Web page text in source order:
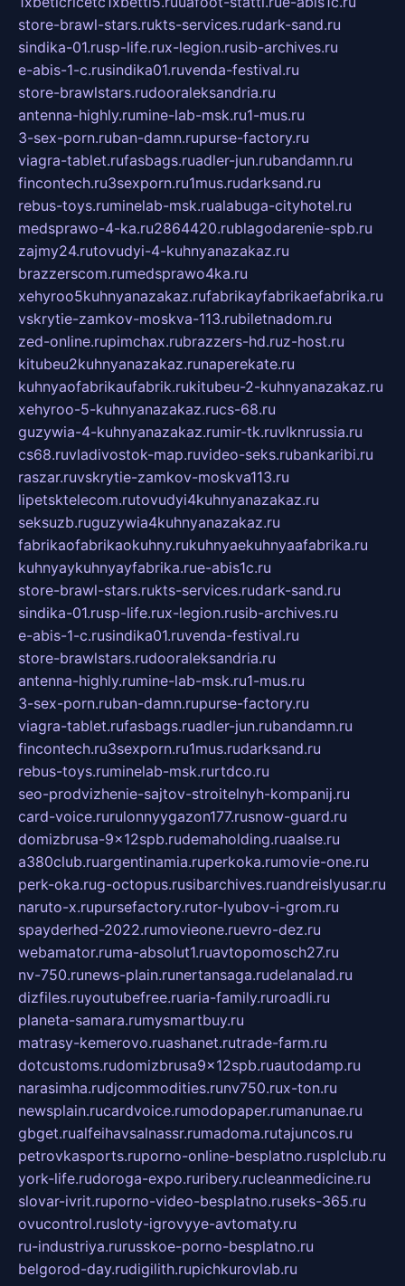
store-brawl-stars.rukts-services.rudark-sand.ru
sindika-01.rusp-life.rux-legion.rusib-archives.ru
e-abis-1-c.rusindika01.ruvenda-festival.ru
store-brawlstars.rudooraleksandria.ru
antenna-highly.rumine-lab-msk.ru1-mus.ru
3-sex-porn.ruban-damn.rupurse-factory.ru
viagra-tablet.rufasbags.ruadler-jun.rubandamn.ru
fincontech.ru3sexporn.ru1mus.rudarksand.ru
rebus-toys.ruminelab-msk.rualabuga-cityhotel.ru
medsprawo-4-ka.ru2864420.rublagodarenie-spb.ru
zajmy24.rutovudyi-4-kuhnyanazakaz.ru
brazzerscom.rumedsprawo4ka.ru
xehyroo5kuhnyanazakaz.rufabrikayfabrikaefabrika.ru
vskrytie-zamkov-moskva-113.rubiletnadom.ru
zed-online.rupimchax.rubrazzers-hd.ruz-host.ru
kitubeu2kuhnyanazakaz.runaperekate.ru
kuhnyaofabrikaufabrik.rukitubeu-2-kuhnyanazakaz.ru
xehyroo-5-kuhnyanazakaz.rucs-68.ru
guzywia-4-kuhnyanazakaz.rumir-tk.ruvlknrussia.ru
cs68.ruvladivostok-map.ruvideo-seks.rubankaribi.ru
raszar.ruvskrytie-zamkov-moskva113.ru
lipetsktelecom.rutovudyi4kuhnyanazakaz.ru
seksuzb.ruguzywia4kuhnyanazakaz.ru
fabrikaofabrikaokuhny.rukuhnyaekuhnyaafabrika.ru
kuhnyaykuhnyayfabrika.rue-abis1c.ru
store-brawl-stars.rukts-services.rudark-sand.ru
sindika-01.rusp-life.rux-legion.rusib-archives.ru
e-abis-1-c.rusindika01.ruvenda-festival.ru
store-brawlstars.rudooraleksandria.ru
antenna-highly.rumine-lab-msk.ru1-mus.ru
3-sex-porn.ruban-damn.rupurse-factory.ru
viagra-tablet.rufasbags.ruadler-jun.rubandamn.ru
fincontech.ru3sexporn.ru1mus.rudarksand.ru
rebus-toys.ruminelab-msk.rurtdco.ru
seo-prodvizhenie-sajtov-stroitelnyh-kompanij.ru
card-voice.rurulonnyygazon177.rusnow-guard.ru
domizbrusa-9x12spb.rudemaholding.ruaalse.ru
a380club.ruargentinamia.ruperkoka.rumovie-one.ru
perk-oka.rug-octopus.rusibarchives.ruandreislyusar.ru
naruto-x.rupursefactory.rutor-lyubov-i-grom.ru
spayderhed-2022.rumovieone.ruevro-dez.ru
webamator.ruma-absolut1.ruavtopomosch27.ru
nv-750.runews-plain.runertansaga.rudelanalad.ru
dizfiles.ruyoutubefree.ruaria-family.ruroadli.ru
planeta-samara.rumysmartbuy.ru
matrasy-kemerovo.ruashanet.rutrade-farm.ru
dotcustoms.rudomizbrusa9x12spb.ruautodamp.ru
narasimha.rudjcommodities.runv750.rux-ton.ru
newsplain.rucardvoice.rumodopaper.rumanunae.ru
gbget.rualfeihavsalnassr.rumadoma.rutajuncos.ru
petrovkasports.ruporno-online-besplatno.rusplclub.ru
york-life.rudoroga-expo.ruribery.rucleanmedicine.ru
slovar-ivrit.ruporno-video-besplatno.ruseks-365.ru
ovucontrol.rusloty-igrovyye-avtomaty.ru
ru-industriya.rurusskoe-porno-besplatno.ru
belgorod-day.rudigilith.rupichkurovlab.ru